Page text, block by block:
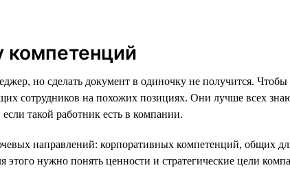
компетенций
но сделать документ в одиночку не получится.
сотрудников на похожих позициях. Они лучше всех
такой работник есть в компании.
направлений: корпоративных компетенций, общих
этого нужно понять ценности и стратегические цели